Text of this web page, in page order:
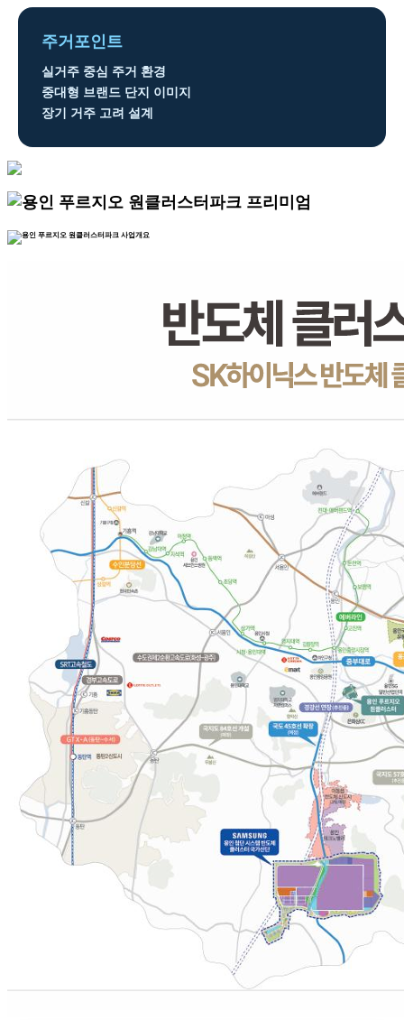
주거포인트
실거주 중심 주거 환경
중대형 브랜드 단지 이미지
장기 거주 고려 설계